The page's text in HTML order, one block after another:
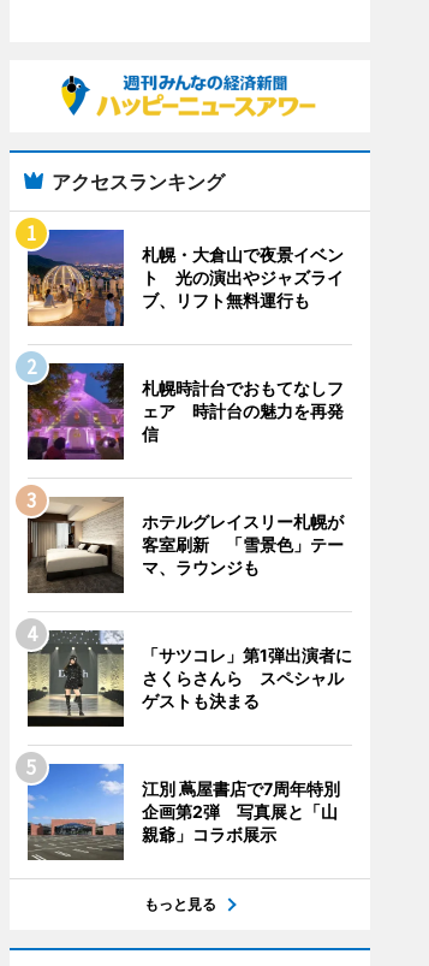
アクセスランキング
札幌・大倉山で夜景イベン
ト 光の演出やジャズライ
ブ、リフト無料運行も
札幌時計台でおもてなしフ
ェア 時計台の魅力を再発
信
ホテルグレイスリー札幌が
客室刷新 「雪景色」テー
マ、ラウンジも
「サツコレ」第1弾出演者に
さくらさんら スペシャル
ゲストも決まる
江別 蔦屋書店で7周年特別
企画第2弾 写真展と「山
親爺」コラボ展示
もっと見る